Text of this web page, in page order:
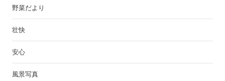
野菜だより
壮快
安心
風景写真